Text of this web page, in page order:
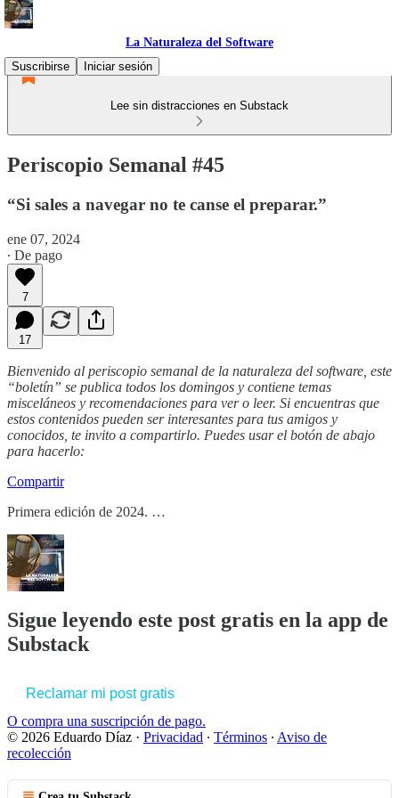
La Naturaleza del Software
Suscribirse
Iniciar sesión
Lee sin distracciones en Substack
Periscopio Semanal #45
“Si sales a navegar no te canse el preparar.”
ene 07, 2024
∙ De pago
7
17
Bienvenido al periscopio semanal de la naturaleza del software, este
“boletín” se publica todos los domingos y contiene temas
misceláneos y recomendaciones para ver o leer. Si encuentras que
estos contenidos pueden ser interesantes para tus amigos y
conocidos, te invito a compartirlo. Puedes usar el botón de abajo
para hacerlo:
Compartir
Primera edición de 2024. …
Sigue leyendo este post gratis en la app de
Substack
Reclamar mi post gratis
O compra una suscripción de pago.
© 2026 Eduardo Díaz · Privacidad ∙ Términos ∙ Aviso de
recolección